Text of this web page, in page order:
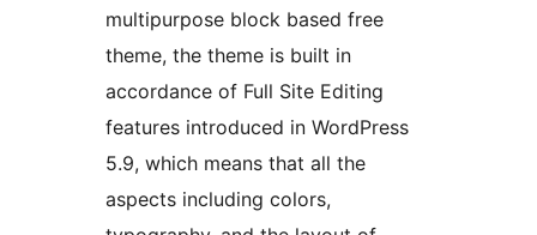
multipurpose block based free
theme, the theme is built in
accordance of Full Site Editing
features introduced in WordPress
5.9, which means that all the
aspects including colors,